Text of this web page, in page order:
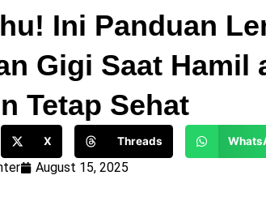
Ini Panduan
Gigi Saat Hamil
Tetap Sehat
X Threads
August 15, 2025